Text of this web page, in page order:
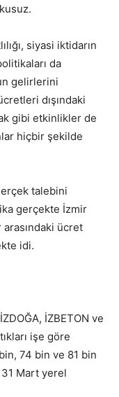
siyasi iktidarın
da
gelirlerini
dışındaki
gibi etkinlikler de
hiçbir şekilde
talebini
gerçekte İzmir
ücret
idi.
İZBETON ve
işe göre
74 bin ve 81 bin
Mart yerel